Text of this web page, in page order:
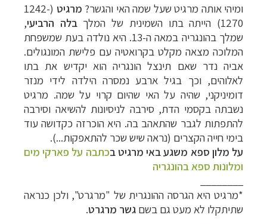
ומיהי אותה מרגיט שעל שמה האי והגשר? מרגיט (1242-
1270) הייתה בתו השמינית של המלך
בלה הרביעי,
שמלך בהונגריה במאה ה-13. היא נולדה בעת שמשפחת
המלוכה מצאה מקלט בקרואטיה עם פלישת המונגולים.
אביה נדר שאם תינצל הונגריה הוא יקדיש את בתו
לאלוהים, וכך בגיל ארבע נמסרה הילדה לידי מנזר
דומיניקני, שהיה על האי שהיום קרוי על שמה. מרגיט
נשבתה בקסמי הדת, סירבה לניסיונות להשיאה וסירבה
להתפתות לגבר שהתאהב בה. היא הוכרזה כקדושה עוד
בימי חייה הקצרים (נראה שיש שכר להתאפקות...).
על מלון ספא משגע באי מרגיט בכתבה על פארקי מים
ומלונות ספא בהונגריה
*מרגיט היא הגרסה ההונגרית של "מרגרט", ולכן כנראה
שתיתקלו לא מעט גם בשם גשר מרגרט.